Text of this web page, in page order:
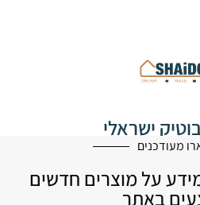
ישראלי
הבית
מעודכנים
על מוצרים חדשים
באתר